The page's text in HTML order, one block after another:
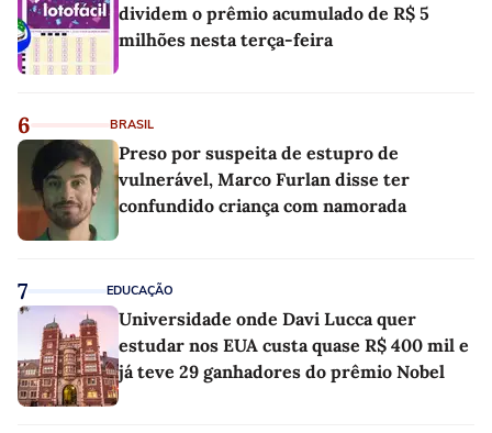
dividem o prêmio acumulado de R$ 5
milhões nesta terça-feira
6 BRASIL
Preso por suspeita de estupro de
vulnerável, Marco Furlan disse ter
confundido criança com namorada
7 EDUCAÇÃO
Universidade onde Davi Lucca quer
estudar nos EUA custa quase R$ 400 mil e
já teve 29 ganhadores do prêmio Nobel